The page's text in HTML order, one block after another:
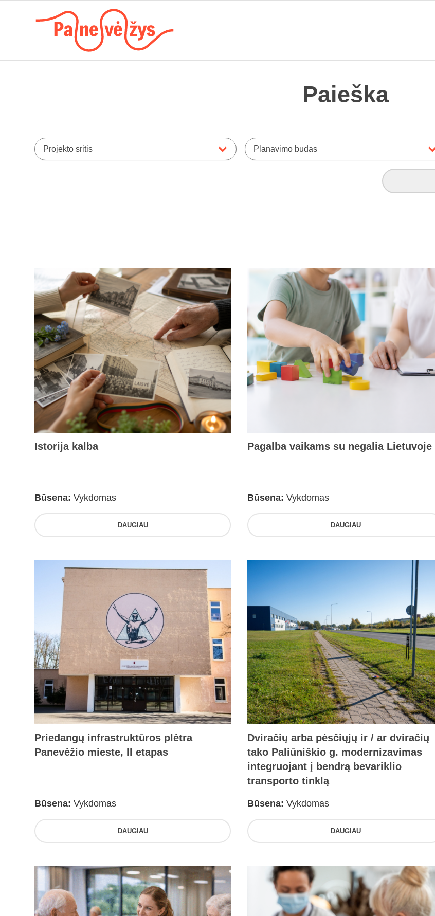
Paieška
Projekto sritis Planavimo būdas
Istorija kalba
Būsena: Vykdomas
DAUGIAU
Pagalba vaikams su negalia Lietuvoje
Būsena: Vykdomas
DAUGIAU
Priedangų infrastruktūros plėtra
Panevėžio mieste, II etapas
Būsena: Vykdomas
DAUGIAU
Dviračių arba pėsčiųjų ir / ar dviračių
tako Paliūniškio g. modernizavimas
integruojant į bendrą bevariklio
transporto tinklą
Būsena: Vykdomas
DAUGIAU